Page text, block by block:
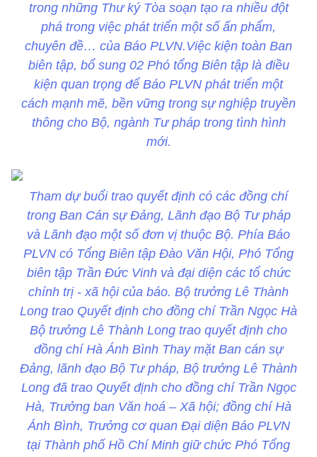
trong những Thư ký Tòa soạn tạo ra nhiều đột
phá trong việc phát triển một số ấn phẩm,
chuyên đề… của Báo PLVN.Việc kiện toàn Ban
biên tập, bổ sung 02 Phó tổng Biên tập là điều
kiện quan trọng để Báo PLVN phát triển một
cách mạnh mẽ, bền vững trong sự nghiệp truyền
thông cho Bộ, ngành Tư pháp trong tình hình
mới.
Tham dự buổi trao quyết định có các đồng chí
trong Ban Cán sự Đảng, Lãnh đạo Bộ Tư pháp
và Lãnh đạo một số đơn vị thuộc Bộ. Phía Báo
PLVN có Tổng Biên tập Đào Văn Hội, Phó Tổng
biên tập Trần Đức Vinh và đại diện các tổ chức
chính trị - xã hội của báo. Bộ trưởng Lê Thành
Long trao Quyết định cho đồng chí Trần Ngọc Hà
Bộ trưởng Lê Thành Long trao quyết định cho
đồng chí Hà Ánh Bình Thay mặt Ban cán sự
Đảng, lãnh đạo Bộ Tư pháp, Bộ trưởng Lê Thành
Long đã trao Quyết định cho đồng chí Trần Ngọc
Hà, Trưởng ban Văn hoá – Xã hội; đồng chí Hà
Ánh Bình, Trưởng cơ quan Đại diện Báo PLVN
tại Thành phố Hồ Chí Minh giữ chức Phó Tổng